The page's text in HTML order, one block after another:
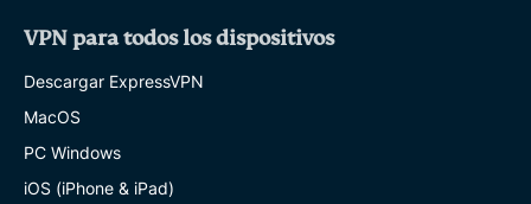
VPN para todos los dispositivos
Descargar ExpressVPN
MacOS
PC Windows
iOS (iPhone & iPad)